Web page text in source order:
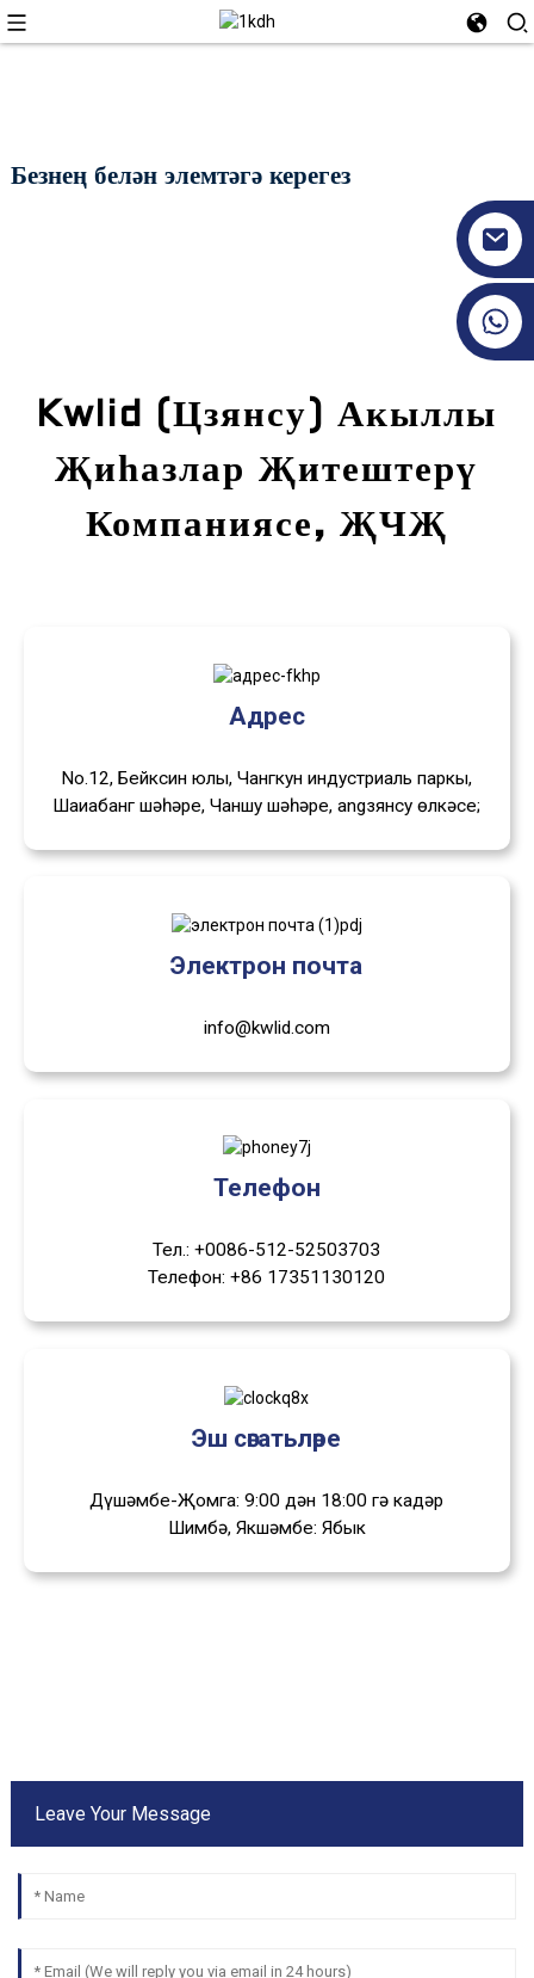
Безнең белән элемтәгә керегез
Kwlid (Цзянсу) Акыллы
Җиһазлар Җитештерү
Компаниясе, ҖЧҖ
Адрес
No.12, Бейксин юлы, Чангкун индустриаль паркы,
Шаҗиабанг шәһәре, Чаншу шәһәре, angзянсу өлкәсе;
Электрон почта
info@kwlid.com
Телефон
Тел.: +0086-512-52503703
Телефон: +86 17351130120
Эш сәгатьләре
Дүшәмбе-Җомга: 9:00 дән 18:00 гә кадәр
Шимбә, Якшәмбе: Ябык
Leave Your Message